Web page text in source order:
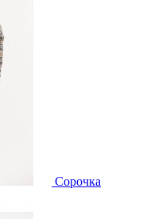
Сорочка